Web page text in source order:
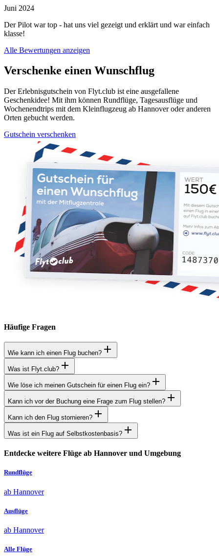
Juni 2024
Der Pilot war top - hat uns viel gezeigt und erklärt und war einfach
klasse!
Alle Bewertungen anzeigen
Verschenke einen Wunschflug
Der Erlebnisgutschein von Flyt.club ist eine ausgefallene
Geschenkidee! Mit ihm können Rundflüge, Tagesausflüge und
Wochenendtrips mit dem Kleinflugzeug ab Hannover oder anderen
Orten gebucht werden.
Gutschein verschenken
Häufige Fragen
Wie kann ich einen Flug buchen?
Was ist Flyt.club?
Wie löse ich meinen Gutschein für einen Flug ein?
Kann ich vor der Buchung eine Frage zum Flug stellen?
Kann ich den Flug stornieren?
Was ist ein Flug auf Selbstkostenbasis?
Entdecke weitere Flüge ab Hannover und Umgebung
Rundflüge
ab Hannover
Ausflüge
ab Hannover
Alle Flüge